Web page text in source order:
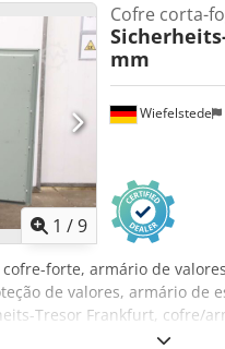
1 /9
Wiefelstede
Cofre corta-
mm
cofre-forte, armário de
de valores, armário de
Tresor Frankfurt, cofre/
580/400/A1045 mm -